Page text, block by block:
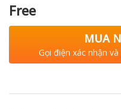
Free
MUA
Gọi điện xác nhận